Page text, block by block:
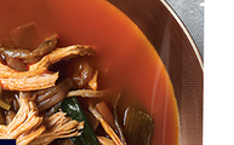
ㅣ
추
천